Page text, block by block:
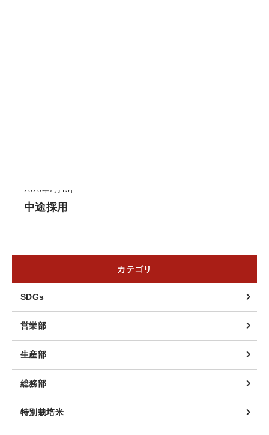
2020年7月13日
中途採用
カテゴリ
SDGs
営業部
生産部
総務部
特別栽培米